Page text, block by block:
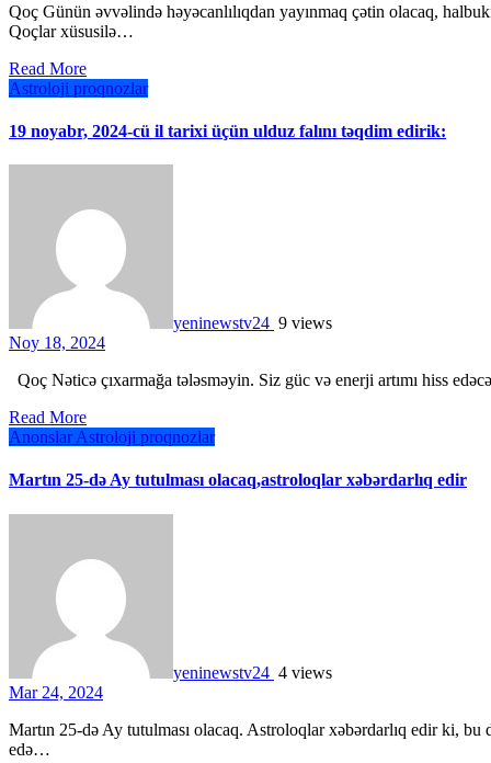
Qoç Günün əvvəlində həyəcanlılıqdan yayınmaq çətin olacaq, halbuki bu narahatlığın səbəbi bir çoxlarına aydın olmayacaq. Bəzi
Qoçlar xüsusilə…
Read More
Astroloji proqnozlar
19 noyabr, 2024-cü il tarixi üçün ulduz falını təqdim edirik:
yeninewstv24 9 views
Noy 18, 2024
Qoç Nəticə çıxarmağa tələsməyin. Siz güc və enerji artımı hiss
Read More
Anonslar Astroloji proqnozlar
Martın 25-də Ay tutulması olacaq,astroloqlar xəbərdarlıq edir
yeninewstv24 4 views
Mar 24, 2024
Martın 25-də Ay tutulması olacaq. Astroloqlar xəbərdarlıq edir ki, bu dövr ulduz bürclərinin bəzi nümayəndələrinin həyatını alt-üst
edə…